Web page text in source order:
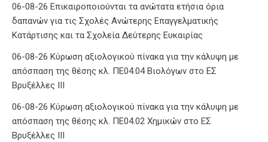
06-08-26 Επικαιροποιούνται τα ανώτατα ετήσια όρια
δαπανών για τις Σχολές Ανώτερης Επαγγελματικής
Κατάρτισης και τα Σχολεία Δεύτερης Ευκαιρίας
06-08-26 Κύρωση αξιολογικού πίνακα για την κάλυψη με
απόσπαση της θέσης κλ. ΠΕ04.04 Βιολόγων στο ΕΣ
Βρυξέλλες ΙΙΙ
06-08-26 Κύρωση αξιολογικού πίνακα για την κάλυψη με
απόσπαση της θέσης κλ. ΠΕ04.02 Χημικών στο ΕΣ
Βρυξέλλες ΙΙΙ